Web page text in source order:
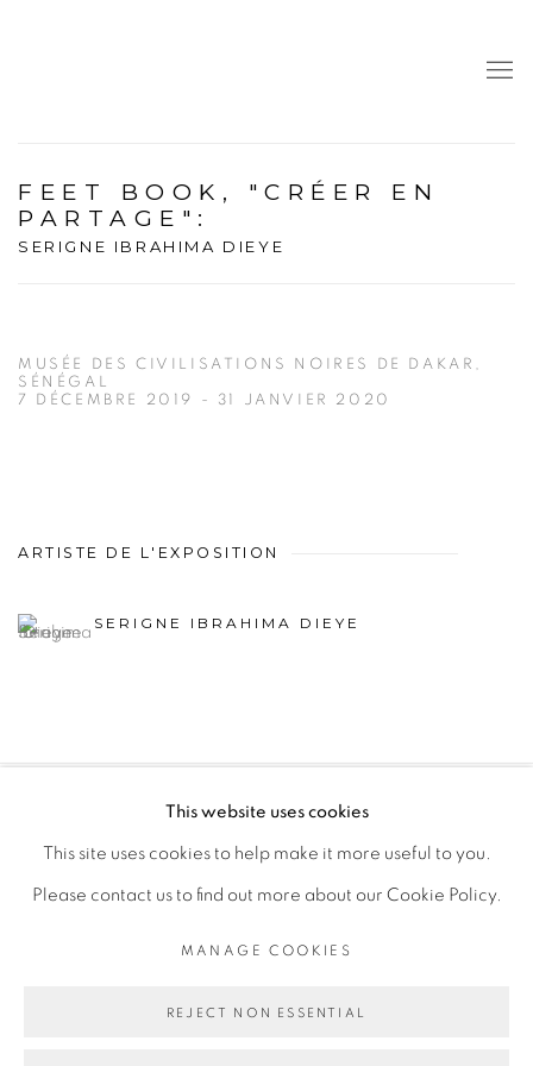
FEET BOOK, "CRÉER EN
PARTAGE" :
SERIGNE IBRAHIMA DIEYE
MUSÉE DES CIVILISATIONS NOIRES DE DAKAR,
SÉNÉGAL
7 DÉCEMBRE 2019 - 31 JANVIER 2020
ARTISTE DE L'EXPOSITION
SERIGNE IBRAHIMA DIEYE
MANAGE COOKIES
COPYRIGHT © 2026 GALERIE CÉCILE FAKHOURY
SITE BY ARTLOGIC
This website uses cookies
This site uses cookies to help make it more useful to you.
Please contact us to find out more about our Cookie Policy.
MANAGE COOKIES
REJECT NON ESSENTIAL